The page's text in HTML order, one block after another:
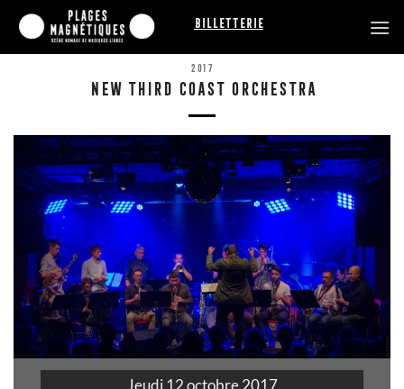
Passer
contenu
Billetterie
2017
NEW THIRD COAST ORCHESTRA